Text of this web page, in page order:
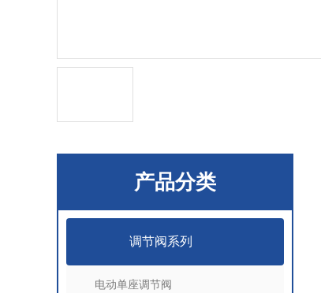
产品分类
调节阀系列
电动单座调节阀